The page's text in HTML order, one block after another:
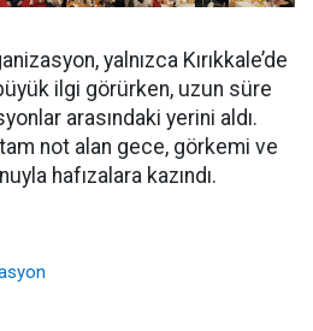
yalnızca Kırıkkale’de
ilgi görürken, uzun süre
arasındaki yerini aldı.
tam not alan gece, görkemi ve
hafızalara kazındı.